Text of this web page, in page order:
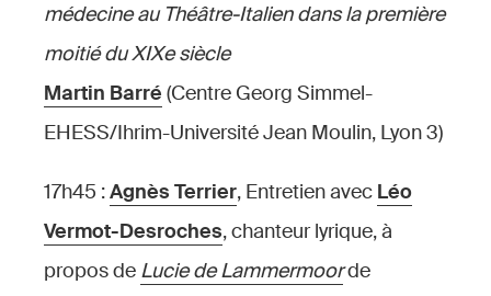
médecine au Théâtre-Italien dans la première
moitié du XIXe siècle
Martin Barré (Centre Georg Simmel-
EHESS/Ihrim-Université Jean Moulin, Lyon 3)
17h45 :Agnès Terrier, Entretien avec Léo
Vermot-Desroches, chanteur lyrique, à
propos de Lucie de Lammermoorde